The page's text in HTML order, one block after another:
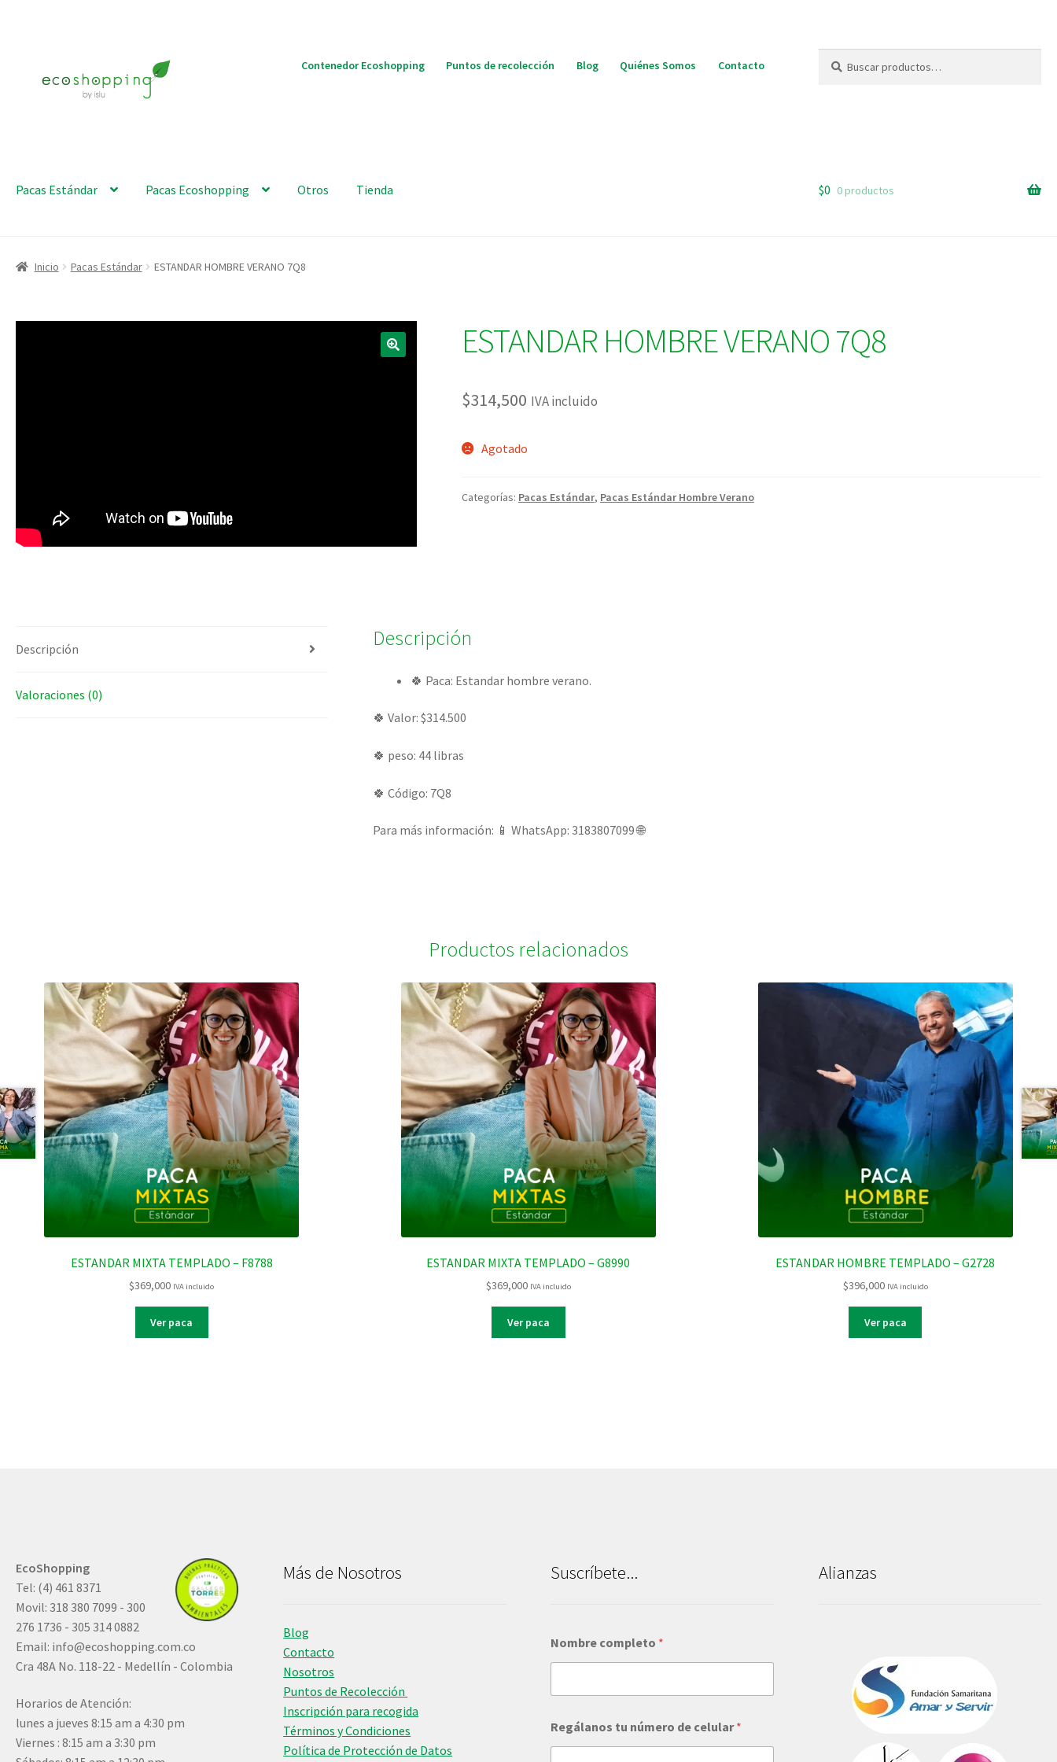
Contenedor Ecoshopping Puntos de recolección Blog Quiénes Somos Contacto
por:
Pacas Estándar Pacas Ecoshopping Otros Tienda $0 0 productos
Inicio Pacas Estándar ESTANDAR HOMBRE VERANO 7Q8
ESTANDAR HOMBRE VERANO 7Q8
$314,500 IVA incluido
Agotado
Categorías: Pacas Estándar, Pacas Estándar Hombre Verano
Descripción
Valoraciones (0)
Descripción
🍀 Paca: Estandar hombre verano.
🍀 Valor: $314.500
🍀 peso: 44 libras
🍀 Código: 7Q8
Para más información: 📱 WhatsApp: 3183807099 🌐
Productos relacionados
ESTANDAR MIXTA TEMPLADO – F8788
$369,000 IVA incluido
Ver paca
ESTANDAR MIXTA TEMPLADO – G8990
$369,000 IVA incluido
Ver paca
ESTANDAR HOMBRE TEMPLADO – G2728
$396,000 IVA incluido
Ver paca
EcoShopping
Tel: (4) 461 8371
Movil: 318 380 7099 - 300
276 1736 - 305 314 0882
Email: info@ecoshopping.com.co
Cra 48A No. 118-22 - Medellín - Colombia
Horarios de Atención:
lunes a jueves 8:15 am a 4:30 pm
Viernes : 8:15 am a 3:30 pm
Más de Nosotros
Blog
Contacto
Nosotros
Puntos de Recolección
Inscripción para recogida
Términos y Condiciones
Política de Protección de Datos
Suscríbete...
Nombre completo *
n
ú
Regálanos tu número de celular*
Alianzas